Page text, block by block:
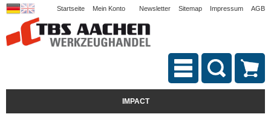
Startseite Mein Konto Newsletter Sitemap Impressum AGB
IMPACT